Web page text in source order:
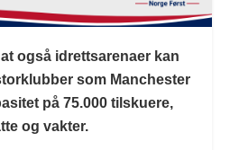
også idrettsarenaer kan
som Manchester
på 75.000 tilskuere,
og vakter.